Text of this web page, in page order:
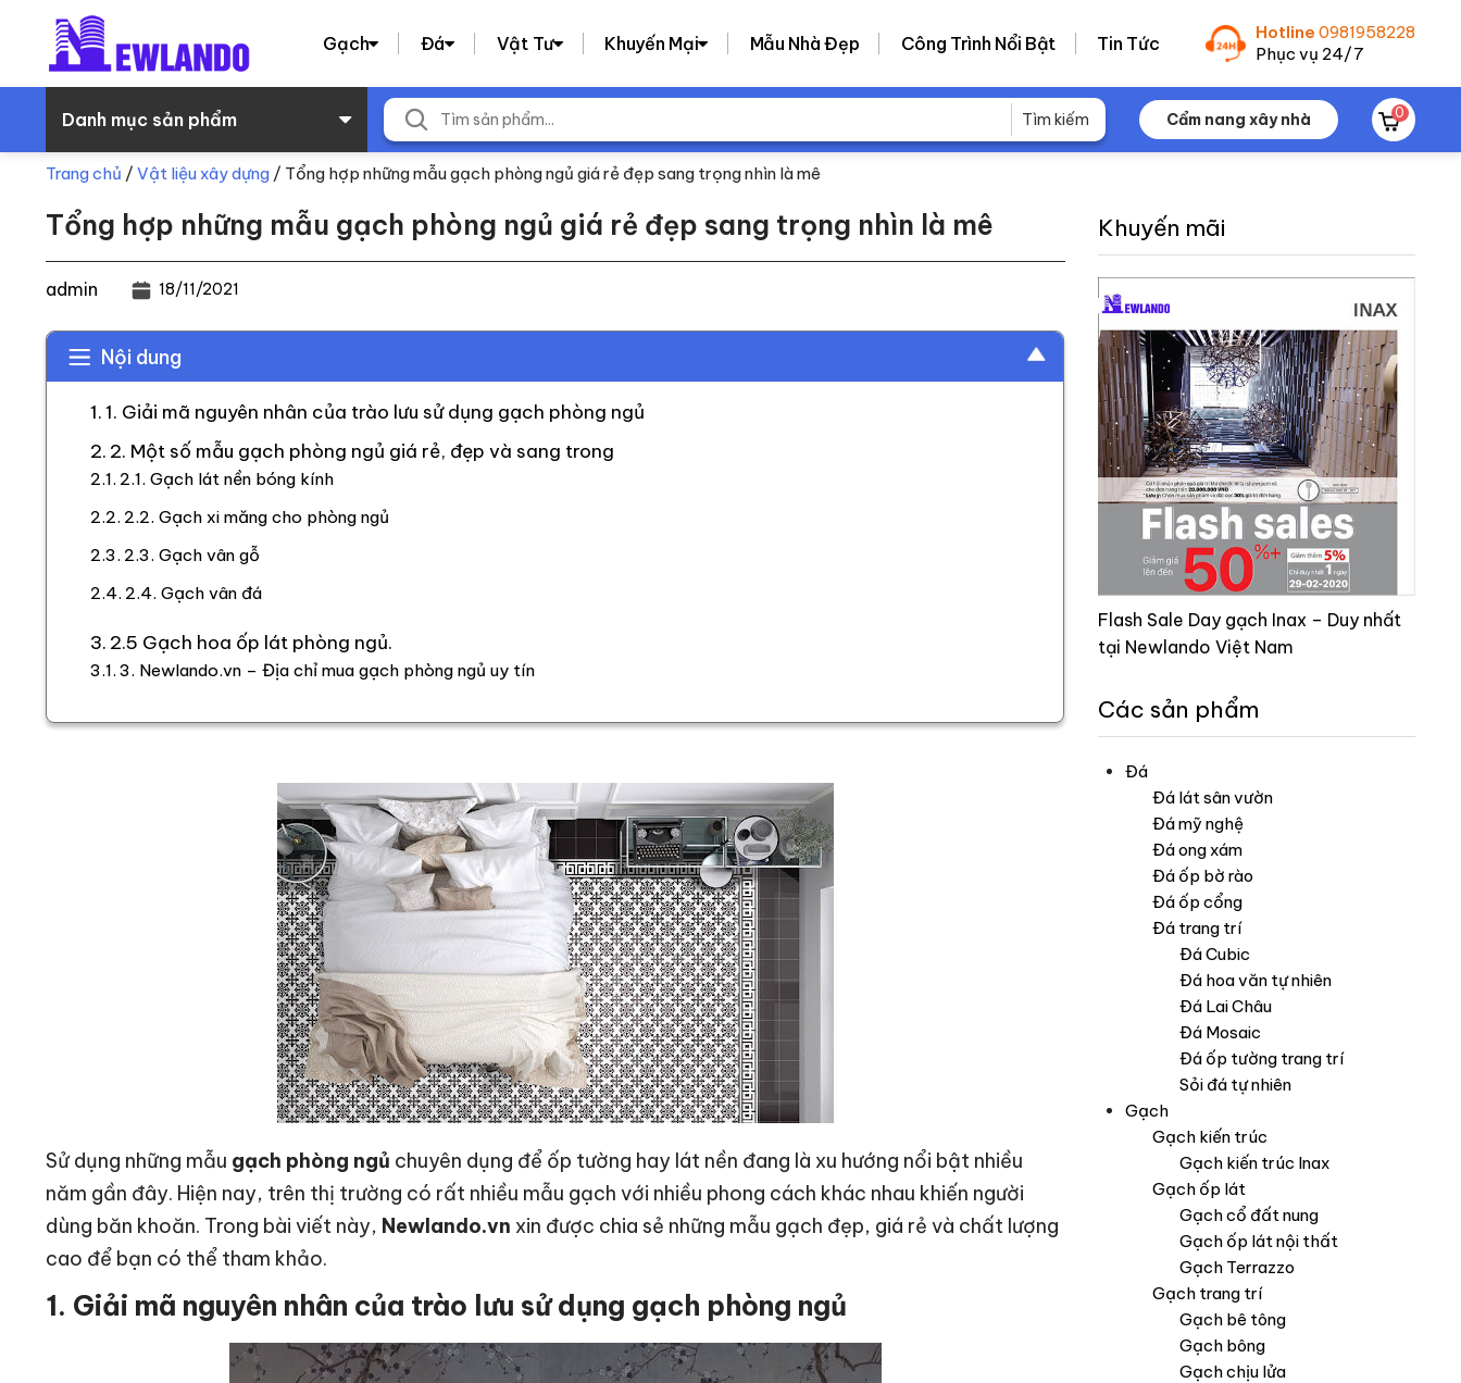
Gạch Đá Vật Tư Khuyến Mại Mẫu Nhà Đẹp Công Trình Nổi Bật Tin Tức
Hotline 0981958228
Phục vụ 24/7
Danh mục sản phẩm Cẩm nang xây nhà 0
Trang chủ / Vật liệu xây dựng / Tổng hợp những mẫu gạch phòng ngủ giá rẻ đẹp sang trọng nhìn là mê
Tổng hợp những mẫu gạch phòng ngủ giá rẻ đẹp sang trọng nhìn là mê
admin 18/11/2021
Nội dung
1. Giải mã nguyên nhân của trào lưu sử dụng gạch phòng ngủ
2. Một số mẫu gạch phòng ngủ giá rẻ, đẹp và sang trong
2.1. Gạch lát nền bóng kính
2.2. Gạch xi măng cho phòng ngủ
2.3. Gạch vân gỗ
2.4. Gạch vân đá
2.5 Gạch hoa ốp lát phòng ngủ.
3. Newlando.vn – Địa chỉ mua gạch phòng ngủ uy tín
Sử dụng những mẫu gạch phòng ngủ chuyên dụng để ốp tường hay lát nền đang là xu hướng nổi bật nhiều
năm gần đây. Hiện nay, trên thị trường có rất nhiều mẫu gạch với nhiều phong cách khác nhau khiến người
dùng băn khoăn. Trong bài viết này, Newlando.vn xin được chia sẻ những mẫu gạch đẹp, giá rẻ và chất lượng
cao để bạn có thể tham khảo.
1. Giải mã nguyên nhân của trào lưu sử dụng gạch phòng ngủ
Khuyến mãi
Flash Sale Day gạch Inax – Duy nhất
tại Newlando Việt Nam
Các sản phẩm
Đá
Đá lát sân vườn
Đá mỹ nghệ
Đá ong xám
Đá ốp bờ rào
Đá ốp cổng
Đá trang trí
Đá Cubic
Đá hoa văn tự nhiên
Đá Lai Châu
Đá Mosaic
Đá ốp tường trang trí
Sỏi đá tự nhiên
Gạch
Gạch kiến trúc
Gạch kiến trúc Inax
Gạch ốp lát
Gạch cổ đất nung
Gạch ốp lát nội thất
Gạch Terrazzo
Gạch trang trí
Gạch bê tông
Gạch bông
Gạch chịu lửa